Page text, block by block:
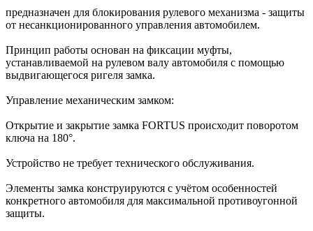
предназначен для блокирования рулевого механизма - защиты
от несанкционированного управления автомобилем.
Принцип работы основан на фиксации муфты,
устанавливаемой на рулевом валу автомобиля с помощью
выдвигающегося ригеля замка.
Управление механическим замком:
Открытие и закрытие замка FORTUS происходит поворотом
ключа на 180°.
Устройство не требует технического обслуживания.
Элементы замка конструируются с учётом особенностей
конкретного автомобиля для максимальной противоугонной
защиты.